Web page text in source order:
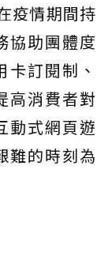
疫情期間持
協助團體度
訂閱制、
高消費者對
動式網頁遊
難的時刻為